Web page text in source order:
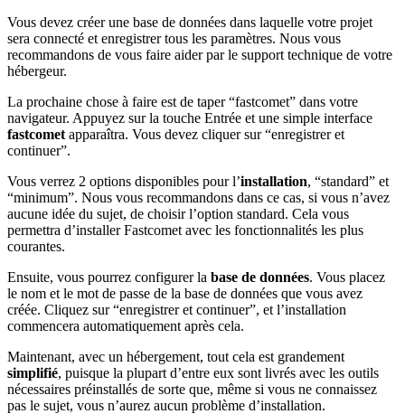
Vous devez créer une base de données dans laquelle votre projet
sera connecté et enregistrer tous les paramètres. Nous vous
recommandons de vous faire aider par le support technique de votre
hébergeur.
La prochaine chose à faire est de taper “fastcomet” dans votre
navigateur. Appuyez sur la touche Entrée et une simple interface
fastcomet apparaîtra. Vous devez cliquer sur “enregistrer et
continuer”.
Vous verrez 2 options disponibles pour l’installation, “standard” et
“minimum”. Nous vous recommandons dans ce cas, si vous n’avez
aucune idée du sujet, de choisir l’option standard. Cela vous
permettra d’installer Fastcomet avec les fonctionnalités les plus
courantes.
Ensuite, vous pourrez configurer la base de données. Vous placez
le nom et le mot de passe de la base de données que vous avez
créée. Cliquez sur “enregistrer et continuer”, et l’installation
commencera automatiquement après cela.
Maintenant, avec un hébergement, tout cela est grandement
simplifié, puisque la plupart d’entre eux sont livrés avec les outils
nécessaires préinstallés de sorte que, même si vous ne connaissez
pas le sujet, vous n’aurez aucun problème d’installation.